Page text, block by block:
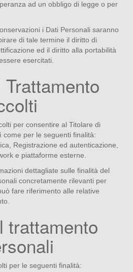
ad un obbligo di legge o per
i Dati Personali saranno
di tale termine il diritto di
ed il diritto alla portabilità
esercitati.
per consentire al Titolare di
per le seguenti finalità:
Registrazione ed autenticazione,
e piattaforme esterne.
dettagliate sulle finalità del
concretamente rilevanti per
fare riferimento alle relative
trattamento
per le seguenti finalità: